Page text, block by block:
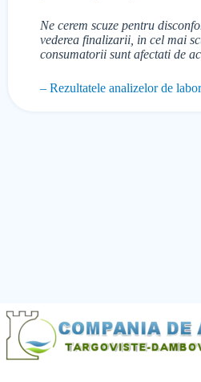
Ne cerem scuze pentru
vederea finalizarii, in cel mai
consumatorii sunt afectati de
– Rezultatele analizelor de